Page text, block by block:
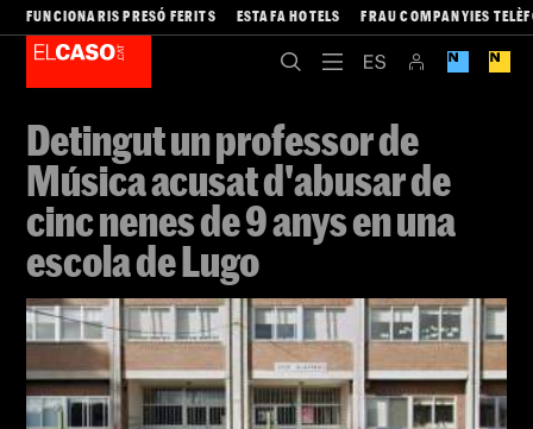
FUNCIONARIS PRESÓ FERITS ESTAFA HOTELS FRAU COMPANYIES
Detingut un professor de
Música acusat d'abusar de
cinc nenes de 9 anys en una
escola de Lugo